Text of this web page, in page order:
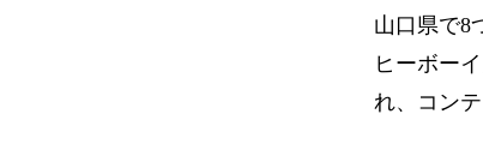
山口県で8
ヒーボー
れ、コン